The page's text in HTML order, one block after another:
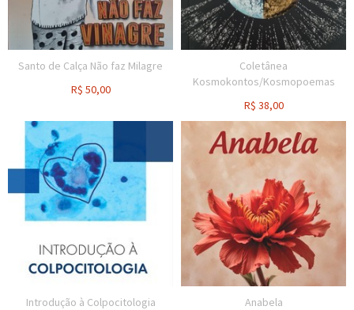
Santo de Calça Não faz Milagre
R$ 50,00
Coletânea
Kosmokontos/Kosmopoemas
R$ 38,00
Introdução à Colpocitologia
Anabela